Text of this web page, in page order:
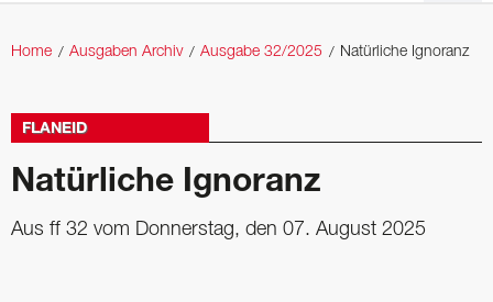
Home Ausgaben Archiv Ausgabe 32/2025 Natürliche Ignoranz
FLANEID
Natürliche Ignoranz
Aus ff 32 vom Donnerstag, den 07. August 2025